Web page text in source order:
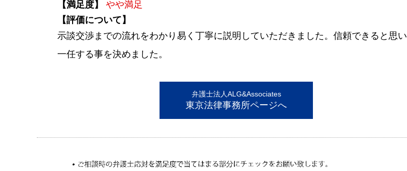
【満足度】
やや満足
【評価について】
示談交渉までの流れをわかり易く丁寧に説明していただきました。信頼できると思い
一任する事を決めました。
弁護士法人ALG&Associates
東京法律事務所ページへ